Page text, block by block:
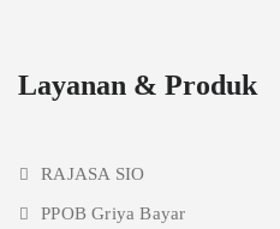
Layanan & Produk
RAJASA SIO
PPOB Griya Bayar